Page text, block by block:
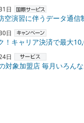
日
空演習に伴うデータ通信
日
キャリア決済で最大10,000円
日
盟店 毎月いろんなお店でPayPayポ